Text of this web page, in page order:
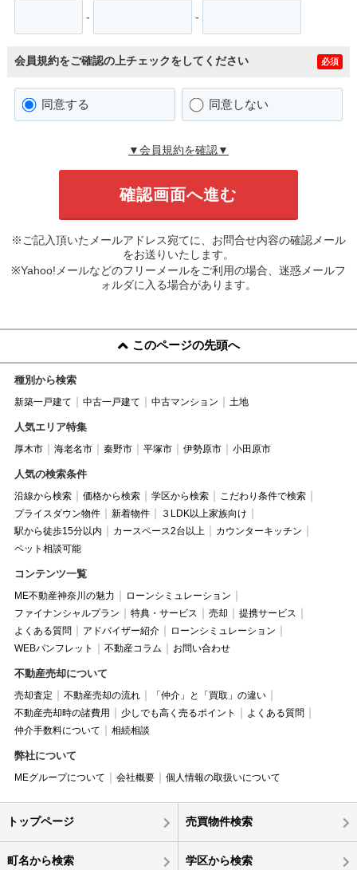
- -
会員規約をご確認の上チェックをしてください 必須
同意する 同意しない
▼会員規約を確認▼
※ご記入頂いたメールアドレス宛てに、お問合せ内容の確認メール
をお送りいたします。
※Yahoo!メールなどのフリーメールをご利用の場合、迷惑メールフ
ォルダに入る場合があります。
このページの先頭へ
種別から検索
新築一戸建て 中古一戸建て 中古マンション 土地
人気エリア特集
厚木市 海老名市 秦野市 平塚市 伊勢原市 小田原市
人気の検索条件
沿線から検索 価格から検索 学区から検索
こだわり条件で検索
プライスダウン物件
新着物件
３LDK以上家族向け
駅から徒歩15分以内
カースペース2台以上
カウンターキッチン
ペット相談可能
コンテンツ一覧
ME不動産神奈川の魅力
ローンシミュレーション
ファイナンシャルプラン
特典・サービス 売却
提携サービス
よくある質問
アドバイザー紹介
ローンシミュレーション
WEBパンフレット
不動産コラム お問い合わせ
不動産売却について
売却査定 不動産売却の流れ
「仲介」と「買取」の違い
不動産売却時の諸費用
少しでも高く売るポイント
よくある質問
仲介手数料について
相続相談
弊社について
MEグループについて 会社概要 個人情報の取扱いについて
トップページ 売買物件検索
町名から検索 学区から検索